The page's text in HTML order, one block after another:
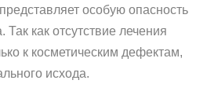
особую опасность
Так как отсутствие лечения
к косметическим дефектам,
исхода.